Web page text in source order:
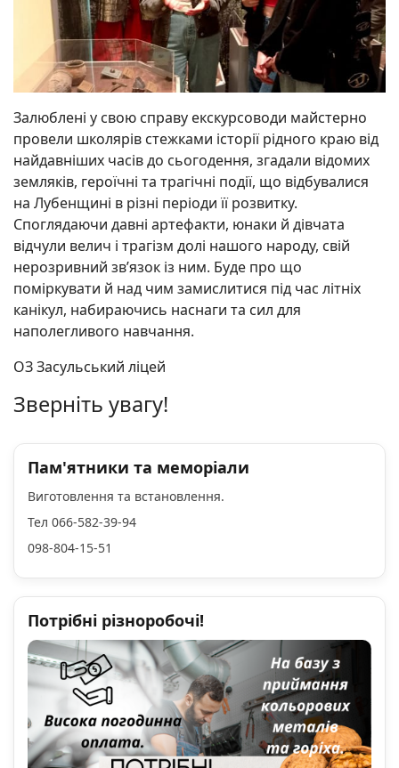
Залюблені у свою справу екскурсоводи майстерно
провели школярів стежками історії рідного краю від
найдавніших часів до сьогодення, згадали відомих
земляків, героїчні та трагічні події, що відбувалися
на Лубенщині в різні періоди її розвитку.
Споглядаючи давні артефакти, юнаки й дівчата
відчули велич і трагізм долі нашого народу, свій
нерозривний зв’язок із ним. Буде про що
поміркувати й над чим замислитися під час літніх
канікул, набираючись наснаги та сил для
наполегливого навчання.
ОЗ Засульський ліцей
Зверніть увагу!
Пам'ятники та меморіали
Виготовлення та встановлення.
Тел 066-582-39-94
098-804-15-51
Потрібні різноробочі!